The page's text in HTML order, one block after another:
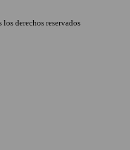
derechos reservados